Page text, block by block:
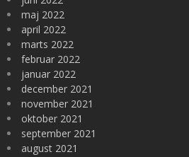
maj 2022
april 2022
marts 2022
februar 2022
januar 2022
december 2021
november 2021
oktober 2021
september 2021
august 2021